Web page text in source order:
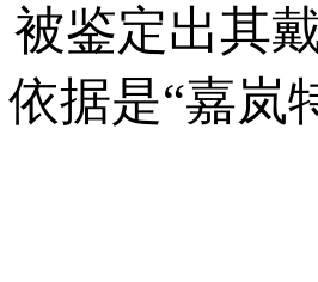
鉴定出其
据是“嘉